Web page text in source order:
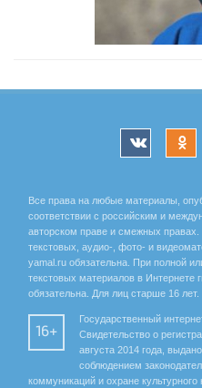
Все права на любые материалы,
соответствии с российским и
авторском праве и смежных
текстовых, аудио-, фото- и
yamal.ru обязательна. При полной
текстовых материалов в Интернете
обязательна. Для лиц старше 16 лет.
16+
Государственный
Свидетельство о
августа 2014 года,
соблюдением
коммуникаций и охране культурного